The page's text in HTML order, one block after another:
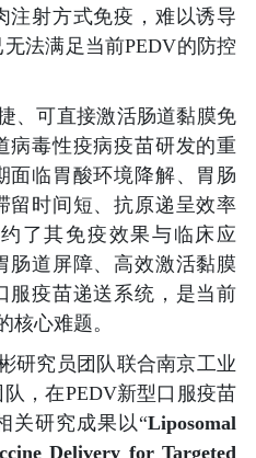
注射方式免疫，难以诱导
法满足当前PEDV的防控
、可直接激活肠道黏膜免
病毒性疫病疫苗研发的重
面临胃酸环境降解、胃肠
留时间短、抗原递呈效率
了其免疫效果与临床应
肠道屏障、高效激活黏膜
服疫苗递送系统，是当前
核心难题。
研究员团队联合南京工业
，在PEDV新型口服疫苗
关研究成果以“Liposomal
Delivery for Targeted